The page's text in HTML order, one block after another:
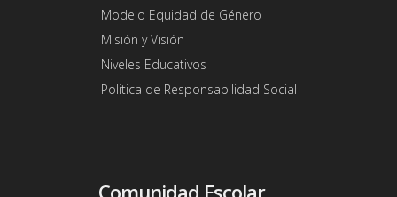
Modelo Equidad de Género
Misión y Visión
Niveles Educativos
Politica de Responsabilidad Social